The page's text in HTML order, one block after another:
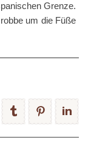
Grenze.
um die Füße